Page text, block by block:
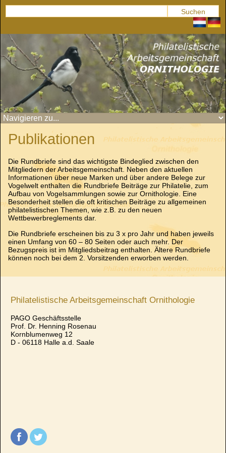
Publikationen
Die Rundbriefe sind das wichtigste Bindeglied zwischen den
Mitgliedern der Arbeitsgemeinschaft. Neben den aktuellen
Informationen über neue Marken und über andere Belege zur
Vogelwelt enthalten die Rundbriefe Beiträge zur Philatelie, zum
Aufbau von Vogelsammlungen sowie zur Ornithologie. Eine
Besonderheit stellen die oft kritischen Beiträge zu allgemeinen
philatelistischen Themen, wie z.B. zu den neuen
Wettbewerbreglements dar.
Die Rundbriefe erscheinen bis zu 3 x pro Jahr und haben jeweils
einen Umfang von 60 – 80 Seiten oder auch mehr. Der
Bezugspreis ist im Mitgliedsbeitrag enthalten. Ältere Rundbriefe
können noch bei dem 2. Vorsitzenden erworben werden.
Philatelistische Arbeitsgemeinschaft Ornithologie
PAGO Geschäftsstelle
Prof. Dr. Henning Rosenau
Kornblumenweg 12
D - 06118 Halle a.d. Saale